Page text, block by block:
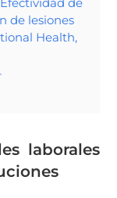
de lesiones
Health,
laborales